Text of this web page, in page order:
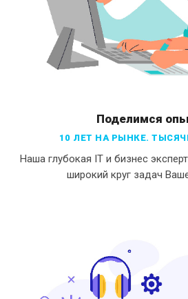
Поделимся
10 ЛЕТ НА РЫНКЕ.
Наша глубокая IT и бизнес
широкий круг задач